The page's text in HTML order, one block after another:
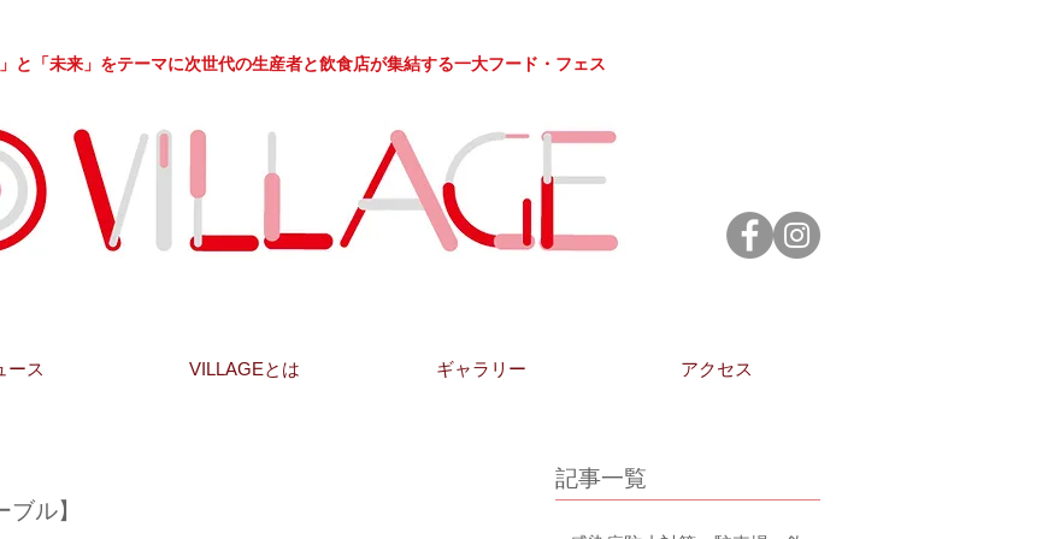
「未来」をテーマに次世代の生産者と飲食店が集結する一大フード・フェス
ース VILLAGEとは ギャラリー アクセス
ル】
記事一覧